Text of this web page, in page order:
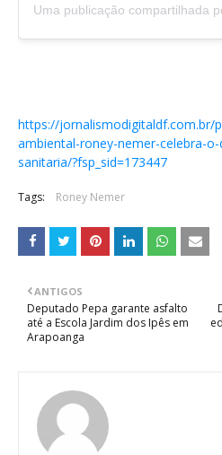
https://jornalismodigitaldf.com.br/
ambiental-roney-nemer-celebra-
sanitaria/?fsp_sid=173447
Tags: Roney Nemer
ANTIGOS
Deputado Pepa garante asfalto
até a Escola Jardim dos Ipês em
Arapoanga